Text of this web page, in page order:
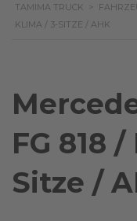
TAMIMA TRUCK >
KLIMA / 3-SITZE / AHK
FG 818
Sitze /